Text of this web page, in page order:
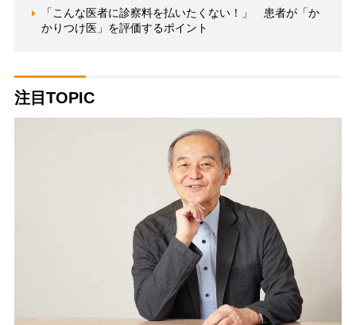
「こんな医者に診察料を払いたくない！」 患者が「か
かりつけ医」を評価するポイント
注目TOPIC